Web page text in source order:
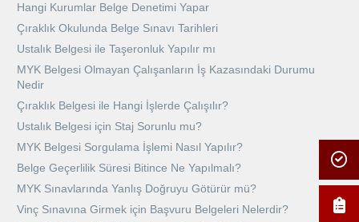
Hangi Kurumlar Belge Denetimi Yapar
Çıraklık Okulunda Belge Sınavı Tarihleri
Ustalık Belgesi ile Taşeronluk Yapılır mı
MYK Belgesi Olmayan Çalışanların İş Kazasındaki Durumu
Nedir
Çıraklık Belgesi ile Hangi İşlerde Çalışılır?
Ustalık Belgesi için Staj Sorunlu mu?
MYK Belgesi Sorgulama İşlemi Nasıl Yapılır?
Belge Geçerlilik Süresi Bitince Ne Yapılmalı?
MYK Sınavlarında Yanlış Doğruyu Götürür mü?
Vinç Sınavına Girmek için Başvuru Belgeleri Nelerdir?